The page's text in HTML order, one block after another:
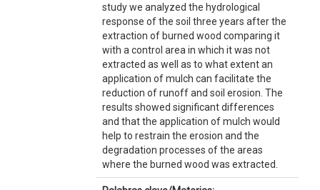
study we analyzed the hydrological
response of the soil three years after the
extraction of burned wood comparing it
with a control area in which it was not
extracted as well as to what extent an
application of mulch can facilitate the
reduction of runoff and soil erosion. The
results showed significant differences
and that the application of mulch would
help to restrain the erosion and the
degradation processes of the areas
where the burned wood was extracted.